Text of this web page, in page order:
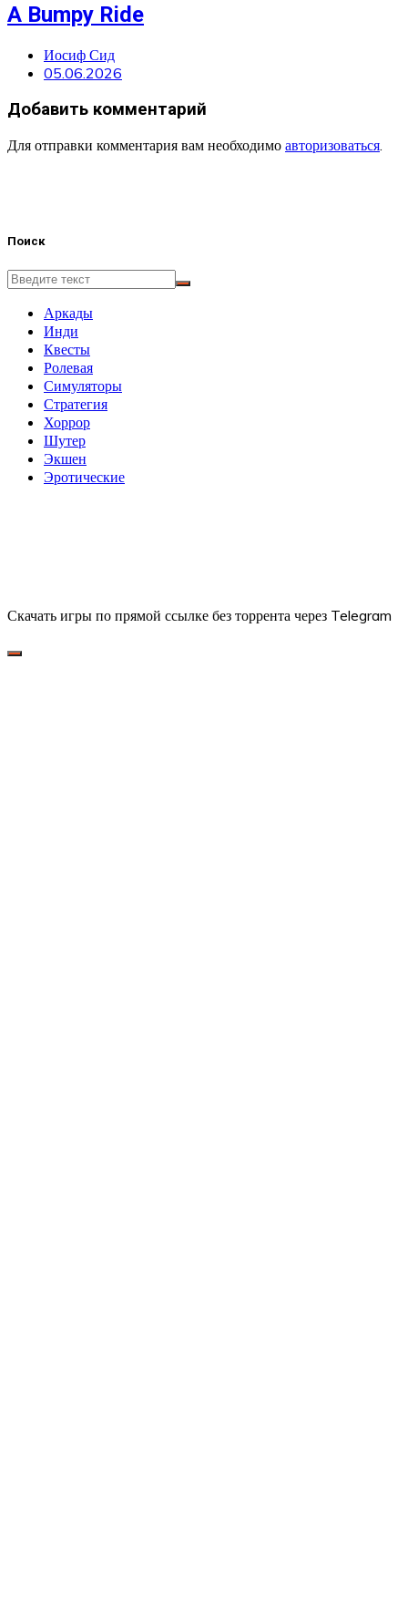
A Bumpy Ride
Иосиф Сид
05.06.2026
Добавить комментарий
Для отправки комментария вам необходимо авторизоваться.
Поиск
Аркады
Инди
Квесты
Ролевая
Симуляторы
Стратегия
Хоррор
Шутер
Экшен
Эротические
Скачать игры по прямой ссылке без торрента через Telegram